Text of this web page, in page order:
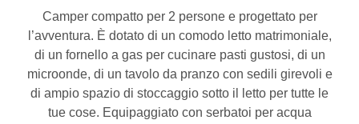
Camper compatto per 2 persone e progettato per
l’avventura. È dotato di un comodo letto matrimoniale,
di un fornello a gas per cucinare pasti gustosi, di un
microonde, di un tavolo da pranzo con sedili girevoli e
di ampio spazio di stoccaggio sotto il letto per tutte le
tue cose. Equipaggiato con serbatoi per acqua